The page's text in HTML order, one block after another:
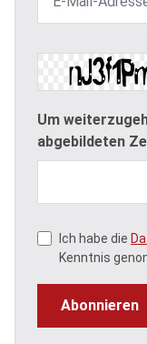
Um
abgebildeten
Ich habe die
Kenntnis
Abonnieren